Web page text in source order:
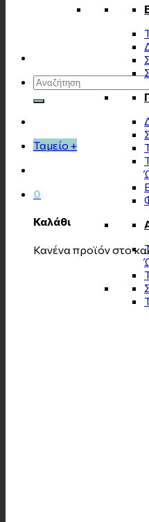
Αναζήτηση
για:
Ταμείο +
0
Καλάθι
Κανένα προϊόν στο